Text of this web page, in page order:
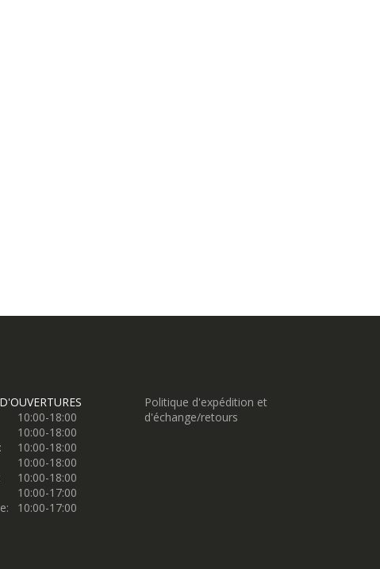
10:00-18:00
10:00-18:00
10:00-18:00
10:00-18:00
10:00-18:00
10:00-17:00
10:00-17:00
Politique d'expédition et
d'échange/retours